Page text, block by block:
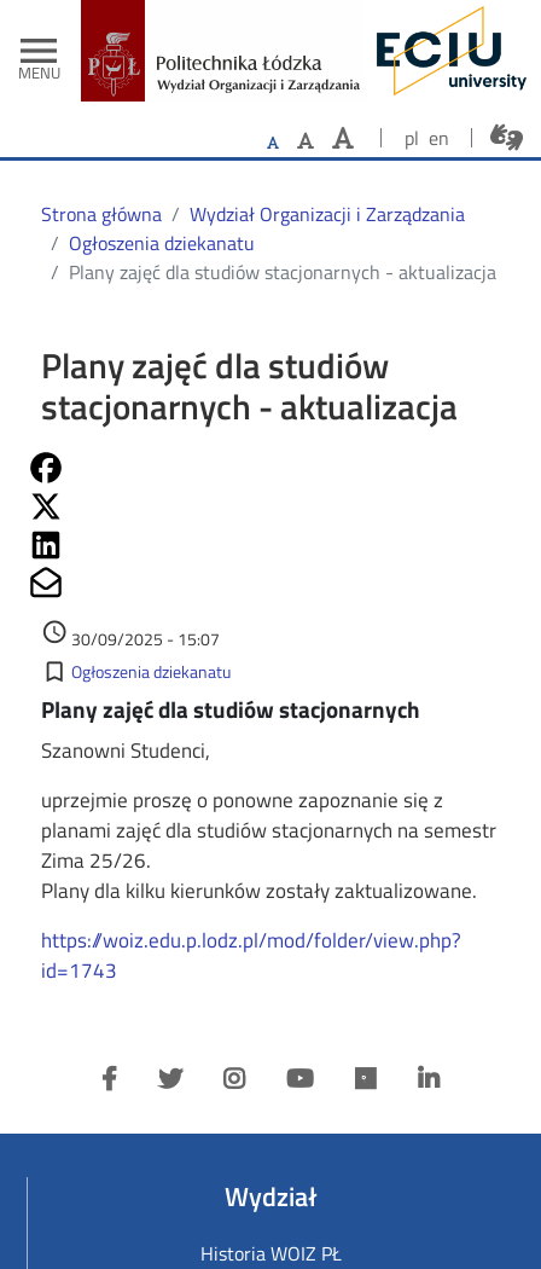
menu
MENU
- Strona
pl en
Strona główna
Wydział Organizacji i Zarządzania
Ogłoszenia dziekanatu
Plany zajęć dla studiów stacjonarnych - aktualizacja
Plany zajęć dla studiów
stacjonarnych - aktualizacja
access_time 30/09/2025 - 15:07
bookmark_border Kategorie
Ogłoszenia dziekanatu
Plany zajęć dla studiów stacjonarnych
Szanowni Studenci,
uprzejmie proszę o ponowne zapoznanie się z
planami zajęć dla studiów stacjonarnych na semestr
Zima 25/26.
Plany dla kilku kierunków zostały zaktualizowane.
https://woiz.edu.p.lodz.pl/mod/folder/view.php?
id=1743
Wydział
Historia WOIZ PŁ